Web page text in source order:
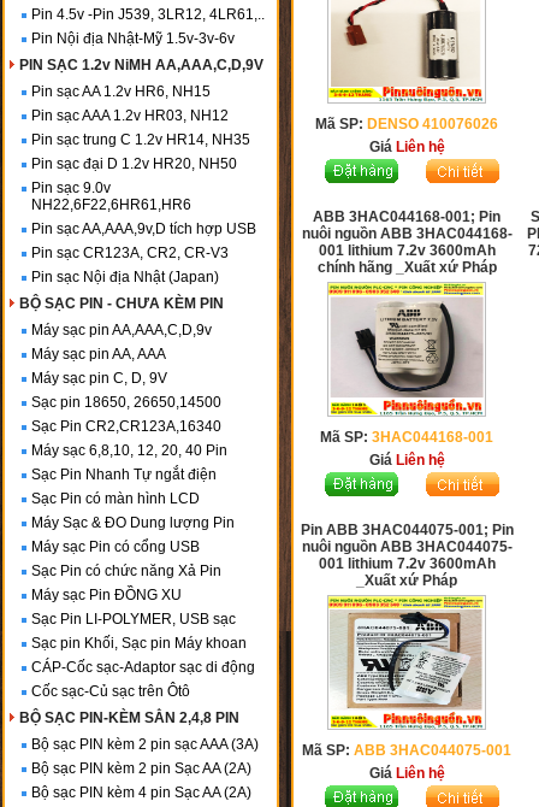
Pin 4.5v -Pin J539, 3LR12, 4LR61,..
Pin Nội địa Nhật-Mỹ 1.5v-3v-6v
PIN SẠC 1.2v NiMH AA,AAA,C,D,9V
Pin sạc AA 1.2v HR6, NH15
Pin sạc AAA 1.2v HR03, NH12
Pin sạc trung C 1.2v HR14, NH35
Pin sạc đại D 1.2v HR20, NH50
Pin sạc 9.0v
NH22,6F22,6HR61,HR6
Pin sạc AA,AAA,9v,D tích hợp USB
Pin sạc CR123A, CR2, CR-V3
Pin sạc Nội địa Nhật (Japan)
BỘ SẠC PIN - CHƯA KÈM PIN
Máy sạc pin AA,AAA,C,D,9v
Máy sạc pin AA, AAA
Máy sạc pin C, D, 9V
Sạc pin 18650, 26650,14500
Sạc Pin CR2,CR123A,16340
Máy sạc 6,8,10, 12, 20, 40 Pin
Sạc Pin Nhanh Tự ngắt điện
Sạc Pin có màn hình LCD
Máy Sạc & ĐO Dung lượng Pin
Máy sạc Pin có cổng USB
Sạc Pin có chức năng Xả Pin
Máy sạc Pin ĐỒNG XU
Sạc Pin LI-POLYMER, USB sạc
Sạc pin Khối, Sạc pin Máy khoan
CÁP-Cốc sạc-Adaptor sạc di động
Cốc sạc-Củ sạc trên Ôtô
BỘ SẠC PIN-KÈM SẲN 2,4,8 PIN
Bộ sạc PIN kèm 2 pin sạc AAA (3A)
Bộ sạc PIN kèm 2 pin Sạc AA (2A)
Bộ sạc PIN kèm 4 pin Sạc AA (2A)
Mã SP: DENSO 410076026
Giá Liên hệ
ABB 3HAC044168-001; Pin
nuôi nguồn ABB 3HAC044168-
001 lithium 7.2v 3600mAh
chính hãng _Xuất xứ Pháp
Mã SP:3HAC044168-001
Giá Liên hệ
Pin ABB 3HAC044075-001; Pin
nuôi nguồn ABB 3HAC044075-
001 lithium 7.2v 3600mAh
_Xuất xứ Pháp
Mã SP:ABB 3HAC044075-001
Giá Liên hệ